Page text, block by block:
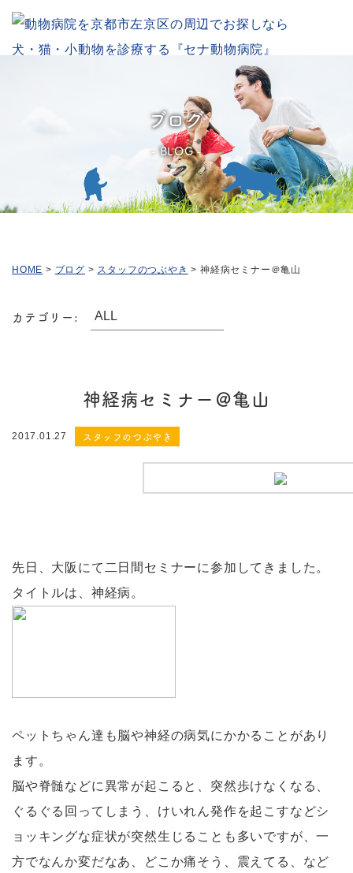
ブログ
BLOG
HOME > ブログ > スタッフのつぶやき >神経病セミナー＠亀山
カテゴリー:
神経病セミナー＠亀山
2017.01.27 スタッフのつぶやき
先日、大阪にて二日間セミナーに参加してきました。
タイトルは、神経病。
ペットちゃん達も脳や神経の病気にかかることがあり
ます。
脳や脊髄などに異常が起こると、突然歩けなくなる、
ぐるぐる回ってしまう、けいれん発作を起こすなどシ
ョッキングな症状が突然生じることも多いですが、一
方でなんか変だなあ、どこか痛そう、震えてる、など